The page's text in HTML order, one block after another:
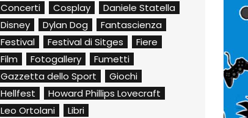
Concerti
Cosplay
Daniele Statella
Disney
Dylan Dog
Fantascienza
Festival
Festival di Sitges
Fiere
Film
Fotogallery
Fumetti
Gazzetta dello Sport
Giochi
Hellfest
Howard Phillips Lovecraft
Leo Ortolani
Libri